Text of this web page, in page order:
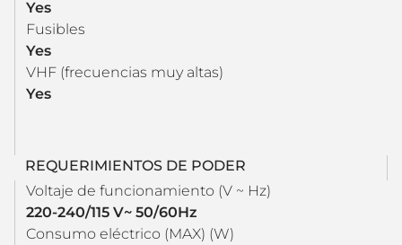
Yes
Fusibles
Yes
VHF (frecuencias muy altas)
Yes
REQUERIMIENTOS DE PODER
Voltaje de funcionamiento (V ~ Hz)
220-240/115 V~ 50/60Hz
Consumo eléctrico (MAX) (W)